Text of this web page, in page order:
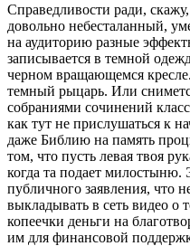
Справедливости ради,
довольно небесталанный,
на аудиторию разные
записывается в темной
черном вращающемся
темный рыцарь. Или
собраниями сочинений
как тут не прислушаться к
даже Библию на память
том, что пусть левая твоя
когда та подает милостыню.
публичного заявления, что
выкладывать в сеть видео о
копеечки деньги на
им для финансовой